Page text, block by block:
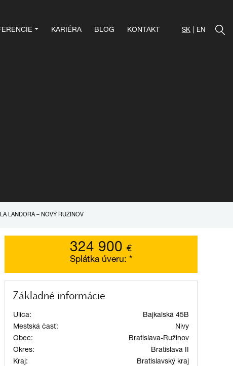
KARIÉRA BLOG KONTAKT SK EN
LANDORA – NOVÝ RUŽINOV
324 900€
Splátka úveru: *
Základné informácie
Ulica:
Bajkalská 45B
Mestská časť:
Nivy
Obec:
Bratislava-Ružinov
Okres:
Bratislava II
Kraj:
Bratislavský kraj